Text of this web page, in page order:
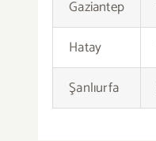
Gaziantep
Hatay
Şanlıurfa